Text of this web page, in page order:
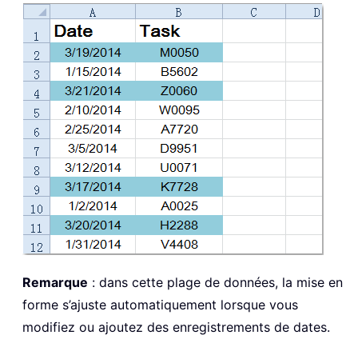
Remarque : dans cette plage de données, la mise en
forme s’ajuste automatiquement lorsque vous
modifiez ou ajoutez des enregistrements de dates.